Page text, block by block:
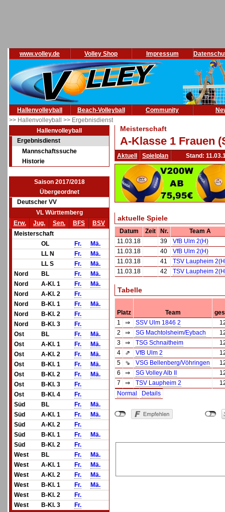
www.volley.de Volley Shop Impressum
Hallenvolleyball Beach-Volleyball Community
>> Hallenvolleyball >> Ergebnisdienst
Hallenvolleyball
Ergebnisdienst
Mannschaftssuche
Historie
Saison 2017/2018
Übergeordnet
Deutscher VV
VL Württemberg
Erw.
Jug. Sen. BFS
BSV
Meisterschaft
OL
Fr.
Mä.
LL N
Fr.
Mä.
LL S
Fr.
Mä.
Nord
BL Fr.
Mä.
Nord
A-Kl. 1 Fr.
Mä.
Nord
A-Kl. 2
Fr.
Nord
B-Kl. 1 Fr.
Mä.
Nord
B-Kl. 2
Fr.
Nord
B-Kl. 3
Fr.
Ost
BL Fr.
Mä.
Ost
A-Kl. 1 Fr.
Mä.
Ost
A-Kl. 2 Fr.
Mä.
Ost
B-Kl. 1 Fr.
Mä.
Ost
B-Kl. 2 Fr.
Mä.
Ost
B-Kl. 3
Fr.
Ost
B-Kl. 4
Fr.
Süd
BL Fr.
Mä.
Süd
A-Kl. 1 Fr.
Mä.
Süd
A-Kl. 2
Fr.
Süd
B-Kl. 1 Fr.
Mä.
Süd
B-Kl. 2
Fr.
West
BL Fr.
Mä.
West
A-Kl. 1 Fr.
Mä.
West
A-Kl. 2 Fr.
Mä.
West
B-Kl. 1 Fr.
Mä.
West
B-Kl. 2
Fr.
West
B-Kl. 3
Fr.
Meisterschaft
A-Klasse 1 Frauen
Aktuell Spielplan Stand:
aktuelle Spiele
Datum Zeit Nr.
Team A
11.03.18
39
VfB Ulm 2(H)
11.03.18
40
VfB Ulm 2(H)
11.03.18
41
TSV Laupheim
11.03.18
42 TSV Laupheim
Tabelle
Platz Team
1
⇒ SSV Ulm 1846 2
2
⇒ SG Machtolsheim/Eybach
3
⇒ TSG Schnaitheim
4
⇗ VfB Ulm 2
5
⇘ VSG Bellenberg/Vöhringen
6
⇒ SG Volley Alb II
7
⇒ TSV Laupheim 2
Normal
Details